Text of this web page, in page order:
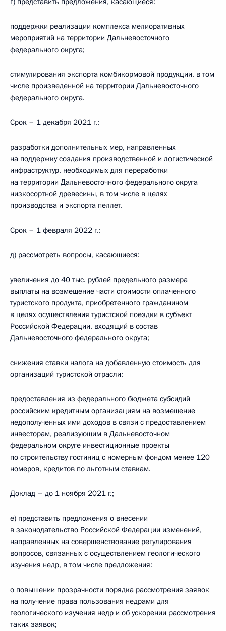
поддержки реализации комплекса мелиоративных
мероприятий на территории Дальневосточного
федерального округа;
стимулирования экспорта комбикормовой продукции, в том
числе произведенной на территории Дальневосточного
федерального округа.
Срок – 1 декабря 2021 г.;
разработки дополнительных мер, направленных
на поддержку создания производственной и логистической
инфраструктур, необходимых для переработки
на территории Дальневосточного федерального округа
низкосортной древесины, в том числе в целях
производства и экспорта пеллет.
Срок – 1 февраля 2022 г.;
д) рассмотреть вопросы, касающиеся:
увеличения до 40 тыс. рублей предельного размера
выплаты на возмещение части стоимости оплаченного
туристского продукта, приобретенного гражданином
в целях осуществления туристской поездки в субъект
Российской Федерации, входящий в состав
Дальневосточного федерального округа;
снижения ставки налога на добавленную стоимость для
организаций туристской отрасли;
предоставления из федерального бюджета субсидий
российским кредитным организациям на возмещение
недополученных ими доходов в связи с предоставлением
инвесторам, реализующим в Дальневосточном
федеральном округе инвестиционные проекты
по строительству гостиниц с номерным фондом менее 120
номеров, кредитов по льготным ставкам.
Доклад – до 1 ноября 2021 г.;
е) представить предложения о внесении
в законодательство Российской Федерации изменений,
направленных на совершенствование регулирования
вопросов, связанных с осуществлением геологического
изучения недр, в том числе предложения:
о повышении прозрачности порядка рассмотрения заявок
на получение права пользования недрами для
геологического изучения недр и об ускорении рассмотрения
таких заявок;